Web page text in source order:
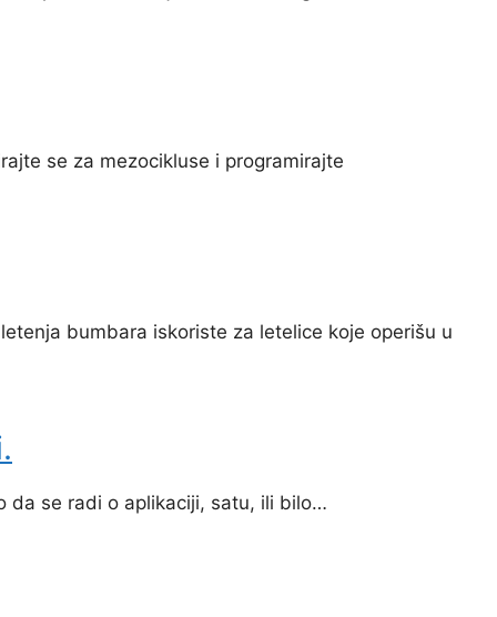
se za mezocikluse i programirajte
bumbara iskoriste za letelice koje operišu u
da se radi o aplikaciji, satu, ili bilo…